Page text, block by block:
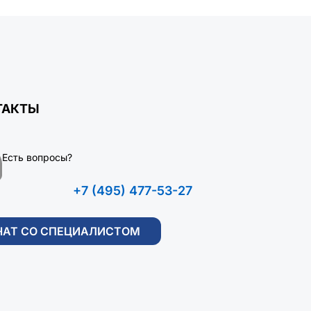
Есть вопросы?
+7 (495) 477-53-27
СО СПЕЦИАЛИСТОМ